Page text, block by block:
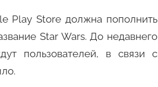
Play Store должна пополнить
Star Wars. До недавнего
пользователей, в связи с